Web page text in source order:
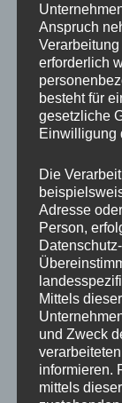
Anspruch
erforderlich
besteht für
gesetzliche
Einwilligung
Die
Adresse
Person,
Mittels
und Zweck
informieren.
mittels